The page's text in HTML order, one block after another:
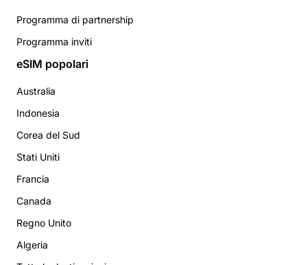
Programma di partnership
Programma inviti
eSIM popolari
Australia
Indonesia
Corea del Sud
Stati Uniti
Francia
Canada
Regno Unito
Algeria